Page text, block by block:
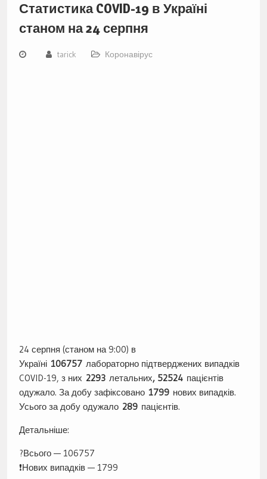
Статистика COVID-19 в Україні
станом на 24 серпня
tarick Коронавірус
24 серпня (станом на 9:00) в
Україні 106757 лабораторно підтверджених випадків
COVID-19, з них 2293летальних, 52524 пацієнтів
одужало. За добу зафіксовано 1799 нових випадків.
Усього за добу одужало 289 пацієнтів.
Детальніше:
?Всього — 106757
❗️Нових випадків — 1799